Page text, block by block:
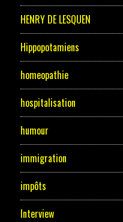
HENRY DE LESQUEN
Hippopotamiens
homeopathie
hospitalisation
humour
immigration
impôts
Interview